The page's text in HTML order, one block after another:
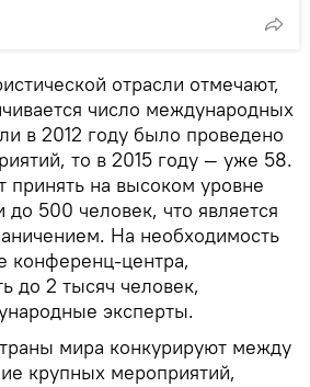
отрасли отмечают,
число международных
в 2012 году было проведено
то в 2015 году — уже 58.
принять на высоком уровне
500 человек, что является
На необходимость
конференц-центра,
до 2 тысяч человек,
эксперты.
мира конкурируют между
крупных мероприятий,